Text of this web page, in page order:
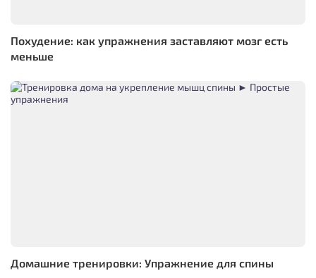
Похудение: как упражнения заставляют мозг есть
меньше
Домашние тренировки: Упражнение для спины